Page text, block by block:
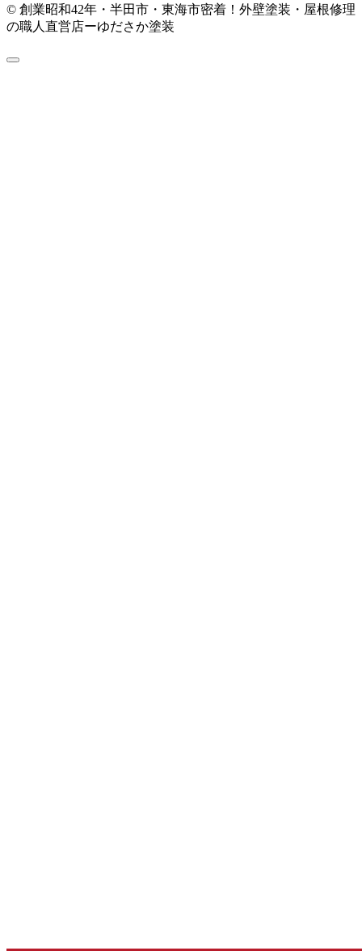
© 創業昭和42年・半田市・東海市密着！外壁塗装・屋根修理
の職人直営店ーゆださか塗装